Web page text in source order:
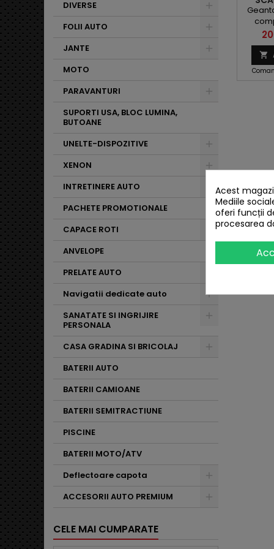
DIVERSE
FOLII AUTO
JANTE
MOTO
PARAVANTURI
SUPORTI USA, BLOC LUMINA,
BUTOANE
UNELTE-DISPOZITIVE
XENON
INTRETINERE AUTO
PACHETE PROMOTIONALE
CAPACE ROTI
ANVELOPE
PRELATE AUTO
Navigatii dedicate auto
SANATATE SI INGRIJIRE
PERSONALA
CASA GRADINA SI BRICOLAJ
BATERII AUTO
BATERII CAMIOANE
BATERII SEMITRACTIUNE
PISCINE
BATERII MOTO/ATV
Deflectoare capota
ACCESORII AUTO PREMIUM
CELE MAI CUMPARATE

Acest
Mediile
oferi funcții
procesarea